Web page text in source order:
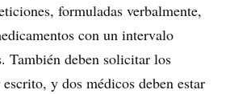
formuladas verbalmente,
con un intervalo
También deben solicitar los
y dos médicos deben estar